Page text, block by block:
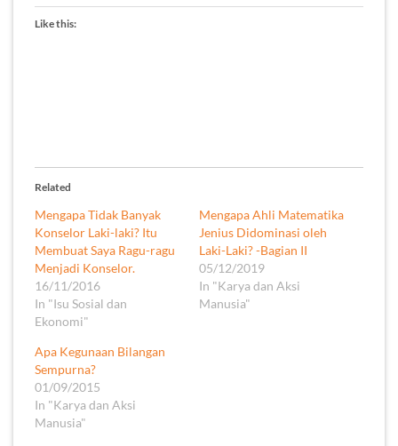
Like this:
Related
Mengapa Tidak Banyak
Konselor Laki-laki? Itu
Membuat Saya Ragu-ragu
Menjadi Konselor.
16/11/2016
In "Isu Sosial dan
Ekonomi"
Mengapa Ahli Matematika
Jenius Didominasi oleh
Laki-Laki? -Bagian II
05/12/2019
In "Karya dan Aksi
Manusia"
Apa Kegunaan Bilangan
Sempurna?
01/09/2015
In "Karya dan Aksi
Manusia"